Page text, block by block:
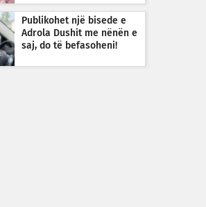
Publikohet një bisede e
Adrola Dushit me nënën e
saj, do të befasoheni!